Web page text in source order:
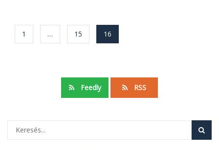
Bejegyzés
navigáció
1 … 15 16
Feedly RSS